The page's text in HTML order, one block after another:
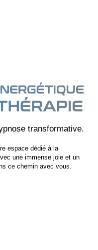
transformative.
espace dédié à la
une immense joie et un
ce chemin avec vous.